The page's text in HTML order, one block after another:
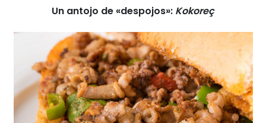
Un antojo de «despojos»: Kokoreç